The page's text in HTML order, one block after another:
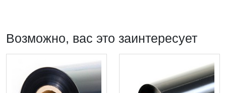
Возможно, вас это заинтересует